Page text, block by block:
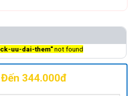
uu-dai-them"not found
344.000đ